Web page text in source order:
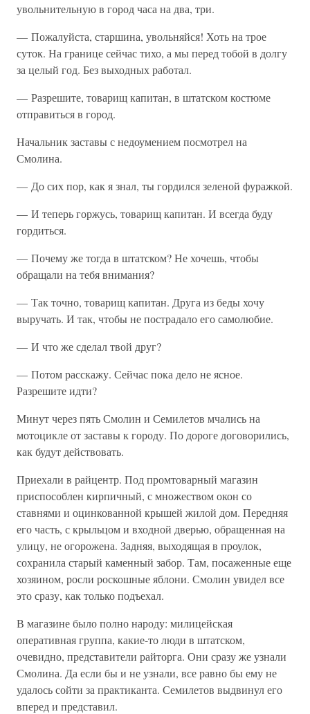
увольнительную в город часа на два, три.
— Пожалуйста, старшина, увольняйся! Хоть на трое
суток. На границе сейчас тихо, а мы перед тобой в долгу
за целый год. Без выходных работал.
— Разрешите, товарищ капитан, в штатском костюме
отправиться в город.
Начальник заставы с недоумением посмотрел на
Смолина.
— До сих пор, как я знал, ты гордился зеленой фуражкой.
— И теперь горжусь, товарищ капитан. И всегда буду
гордиться.
— Почему же тогда в штатском? Не хочешь, чтобы
обращали на тебя внимания?
— Так точно, товарищ капитан. Друга из беды хочу
выручать. И так, чтобы не пострадало его самолюбие.
— И что же сделал твой друг?
— Потом расскажу. Сейчас пока дело не ясное.
Разрешите идти?
Минут через пять Смолин и Семилетов мчались на
мотоцикле от заставы к городу. По дороге договорились,
как будут действовать.
Приехали в райцентр. Под промтоварный магазин
приспособлен кирпичный, с множеством окон со
ставнями и оцинкованной крышей жилой дом. Передняя
его часть, с крыльцом и входной дверью, обращенная на
улицу, не огорожена. Задняя, выходящая в проулок,
сохранила старый каменный забор. Там, посаженные еще
хозяином, росли роскошные яблони. Смолин увидел все
это сразу, как только подъехал.
В магазине было полно народу: милицейская
оперативная группа, какие-то люди в штатском,
очевидно, представители райторга. Они сразу же узнали
Смолина. Да если бы и не узнали, все равно бы ему не
удалось сойти за практиканта. Семилетов выдвинул его
вперед и представил.